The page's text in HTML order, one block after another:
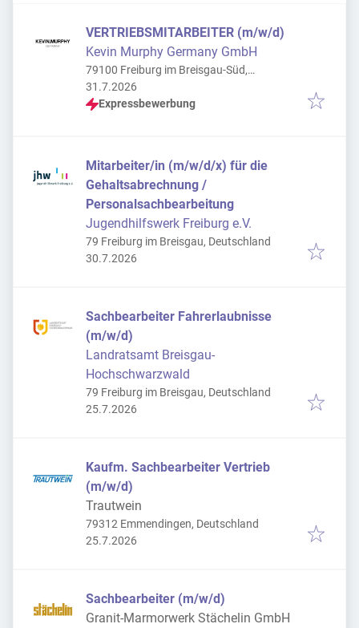
VERTRIEBSMITARBEITER (m/w/d)
Kevin Murphy Germany GmbH
79100 Freiburg im Breisgau-Süd,
Deutschland
Veröffentlicht
31.7.2026
Expressbewerbung
Mitarbeiter/in (m/w/d/x) für die
Gehaltsabrechnung /
Personalsachbearbeitung
Jugendhilfswerk Freiburg e.V.
79 Freiburg im Breisgau, Deutschland
Veröffentlicht
30.7.2026
Sachbearbeiter Fahrerlaubnisse
(m/w/d)
Landratsamt Breisgau-
Hochschwarzwald
79 Freiburg im Breisgau, Deutschland
Veröffentlicht
25.7.2026
Kaufm. Sachbearbeiter Vertrieb
(m/w/d)
Trautwein
79312 Emmendingen, Deutschland
Veröffentlicht
25.7.2026
Sachbearbeiter (m/w/d)
Granit-Marmorwerk Stächelin GmbH